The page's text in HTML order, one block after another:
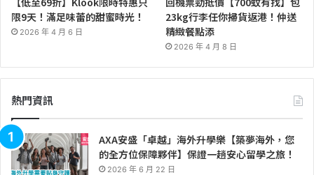
限9天！滿足味蕾的甜蜜時光！
2026 年 4 月 6 日
23kg行李任你掃貨返港！仲送
精緻餐點添
2026 年 4 月 8 日
熱門資訊
AXA安盛「卓越」海外升學樂【築夢海外，您
的全方位保障夥伴】保證一趟安心留學之旅！
2026 年 6 月 22 日